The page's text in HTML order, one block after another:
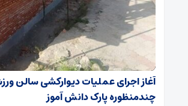
آغاز اجرای عملیات دیوارکشی سالن
چندمنظوره پارک دانش آموز